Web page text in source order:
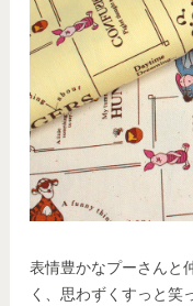
表情豊かなプーさんと
く、思わずくすっと笑